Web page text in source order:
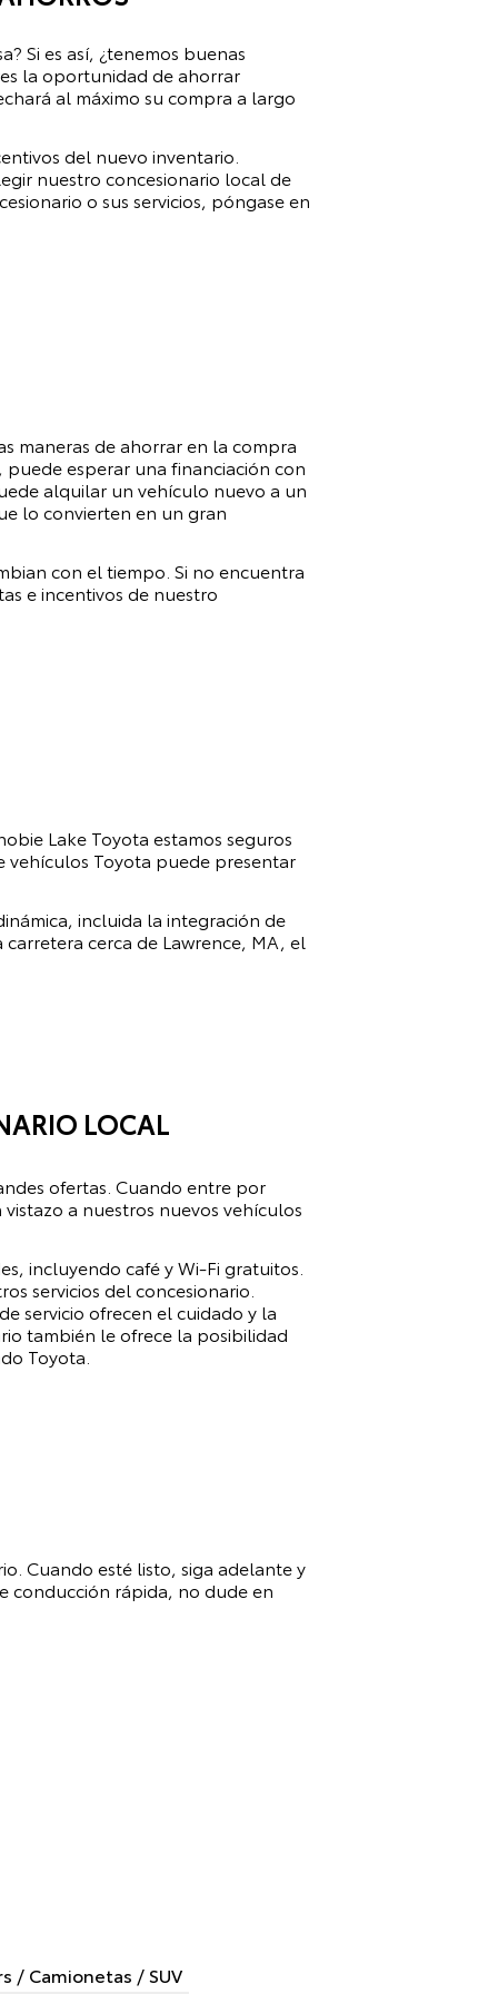
Si es así, ¿tenemos buenas
la oportunidad de ahorrar
al máximo su compra a largo
del nuevo inventario.
nuestro concesionario local de
o sus servicios, póngase en
maneras de ahorrar en la compra
esperar una financiación con
alquilar un vehículo nuevo a un
lo convierten en un gran
con el tiempo. Si no encuentra
e incentivos de nuestro
Lake Toyota estamos seguros
vehículos Toyota puede presentar
incluida la integración de
cerca de Lawrence, MA, el
LOCAL
ofertas. Cuando entre por
a nuestros nuevos vehículos
incluyendo café y Wi-Fi gratuitos.
servicios del concesionario.
servicio ofrecen el cuidado y la
también le ofrece la posibilidad
Toyota.
Cuando esté listo, siga adelante y
conducción rápida, no dude en
/ Camionetas / SUV